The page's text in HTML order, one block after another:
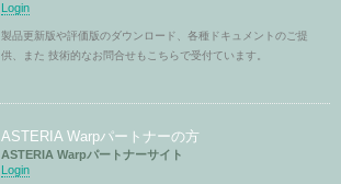
Login
製品更新版や評価版のダウンロード、各種ドキュメントのご提
供、また 技術的なお問合せもこちらで受付ています。
ASTERIA Warpパートナーの方
ASTERIA Warpパートナーサイト
Login